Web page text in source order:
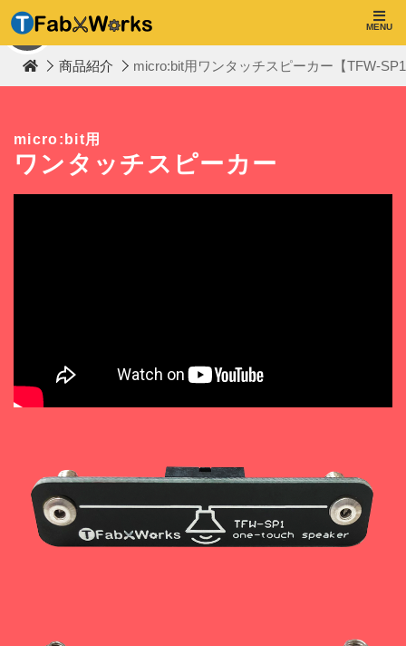
TOP
a
W
o
MENU
商品紹介 micro:bit用ワンタッチスピーカー【TFW-
micro:bit用
ワンタッチスピーカー